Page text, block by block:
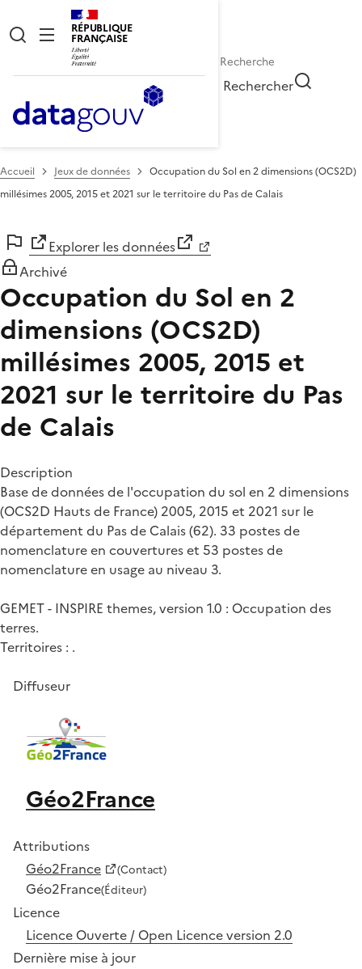
RÉPUBLIQUE
FRANÇAISE
Rechercher
Accueil Jeux de données
Occupation du Sol en 2 dimensions (OCS2D)
millésimes 2005, 2015 et 2021 sur le territoire du Pas de Calais
Explorer les données
Archivé
Occupation du Sol en 2
dimensions (OCS2D)
millésimes 2005, 2015 et
2021 sur le territoire du Pas
de Calais
Description
Base de données de l'occupation du sol en 2 dimensions
(OCS2D Hauts de France) 2005, 2015 et 2021 sur le
département du Pas de Calais (62). 33 postes de
nomenclature en couvertures et 53 postes de
nomenclature en usage au niveau 3.
GEMET - INSPIRE themes, version 1.0 : Occupation des
terres.
Territoires : .
Diffuseur
Géo2France
Attributions
Géo2France
(Contact)
Géo2France(Éditeur)
Licence
Licence Ouverte / Open Licence version 2.0
Dernière mise à jour